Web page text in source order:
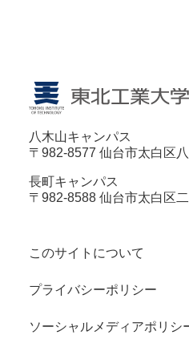
八木山キャンパス
〒982-8577 仙台市太白区
長町キャンパス
〒982-8588 仙台市太白区
このサイトについて
プライバシーポリシー
ソーシャルメディアポリシ